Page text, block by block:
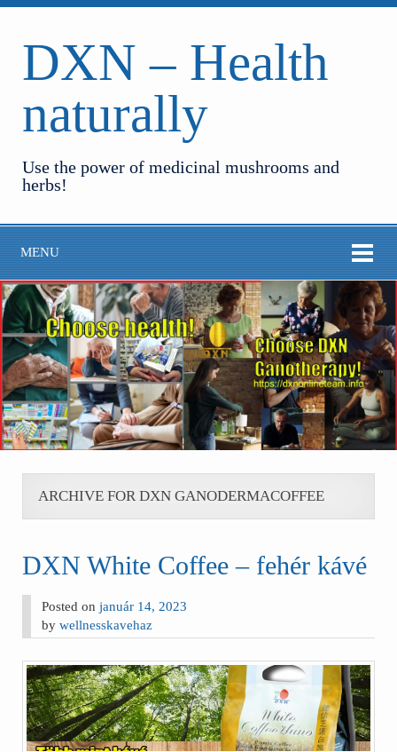
DXN – Health
naturally
Use the power of medicinal mushrooms and
herbs!
MENU
ARCHIVE FOR DXN GANODERMACOFFEE
DXN White Coffee – fehér kávé
Posted onjanuár 14, 2023
bywellnesskavehaz